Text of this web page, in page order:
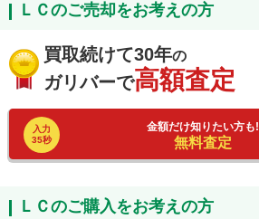
ＬＣのご売却をお考えの方
買取続けて30年の
ガリバーで高額査定
入力
35秒
金額だけ知りたい方も!
無料査定
ＬＣのご購入をお考えの方